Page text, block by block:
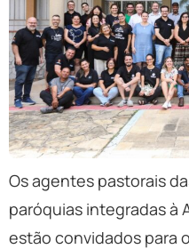
Os agentes pastorais
paróquias integradas à
estão convidados para